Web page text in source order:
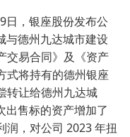
，银座股份发布公
与德州九达城市建设
交易合同》及《资产
式将持有的德州银座
转让给德州九达城
出售标的资产增加了
润，对公司 2023 年扭